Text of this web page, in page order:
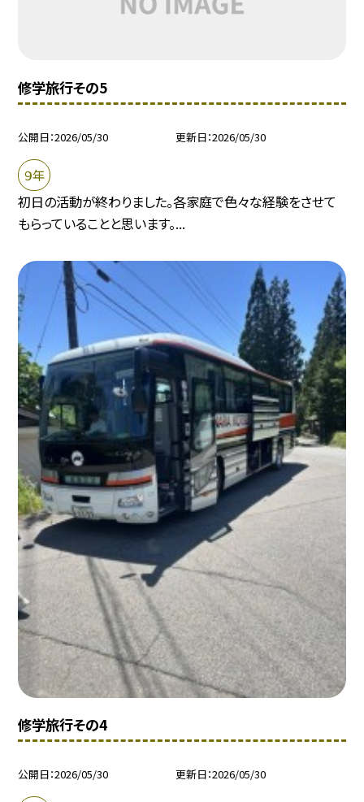
修学旅行その5
公開日 2026/05/30 更新日 2026/05/30
９年
初日の活動が終わりました。各家庭で色々な経験をさせて
もらっていることと思います。...
修学旅行その4
公開日 2026/05/30 更新日 2026/05/30